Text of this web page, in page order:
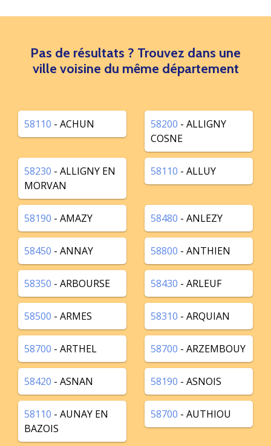
Pas de résultats ? Trouvez dans une
ville voisine du même département
58110 - ACHUN 58200 - ALLIGNY
COSNE
58230 - ALLIGNY EN
MORVAN
58110 - ALLUY
58190 - AMAZY 58480 - ANLEZY
58450 - ANNAY 58800 - ANTHIEN
58350 - ARBOURSE 58430 - ARLEUF
58500 - ARMES 58310 - ARQUIAN
58700 - ARTHEL 58700 - ARZEMBOUY
58420 - ASNAN 58190 - ASNOIS
58110 - AUNAY EN
BAZOIS
58700 - AUTHIOU